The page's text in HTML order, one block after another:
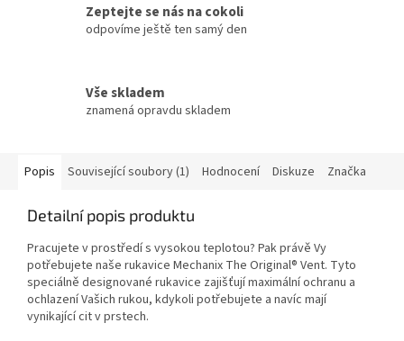
Zeptejte se nás na cokoli
odpovíme ještě ten samý den
Vše skladem
znamená opravdu skladem
Popis Související soubory (1) Hodnocení Diskuze Značka
Detailní popis produktu
Pracujete v prostředí s vysokou teplotou? Pak právě Vy
potřebujete naše rukavice Mechanix The Original® Vent. Tyto
speciálně designované rukavice zajišťují maximální ochranu a
ochlazení Vašich rukou, kdykoli potřebujete a navíc mají
vynikající cit v prstech.